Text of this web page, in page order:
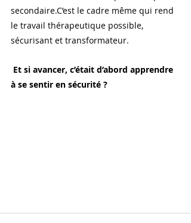
secondaire.C’est le cadre même qui rend
le travail thérapeutique possible,
sécurisant et transformateur.
Et si avancer, c’était d’abord apprendre
à se sentir en sécurité ?